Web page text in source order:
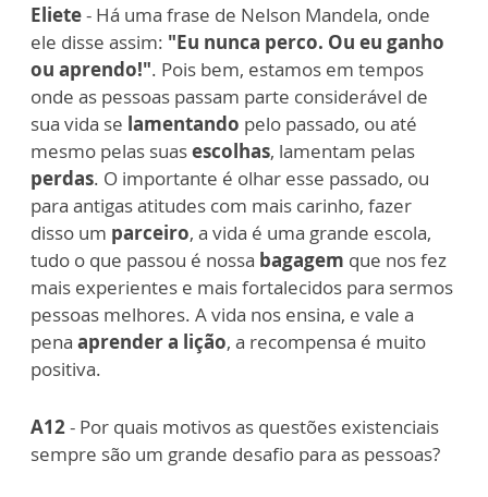
Eliete- Há uma frase de Nelson Mandela, onde
ele disse assim: "Eu nunca perco. Ou eu ganho
ou aprendo!". Pois bem, estamos em tempos
onde as pessoas passam parte considerável de
sua vida se lamentando pelo passado, ou até
mesmo pelas suasescolhas, lamentam pelas
perdas. O importante é olhar esse passado, ou
para antigas atitudes com mais carinho, fazer
disso um parceiro, a vida é uma grande escola,
tudo o que passou é nossa bagagem que nos fez
mais experientes e mais fortalecidos para sermos
pessoas melhores. A vida nos ensina, e vale a
pena aprender a lição, a recompensa é muito
positiva.
A12- Por quais motivos as questões existenciais
sempre são um grande desafio para as pessoas?